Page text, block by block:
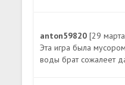
anton59820[29
Эта игра была
воды брат сожалеет